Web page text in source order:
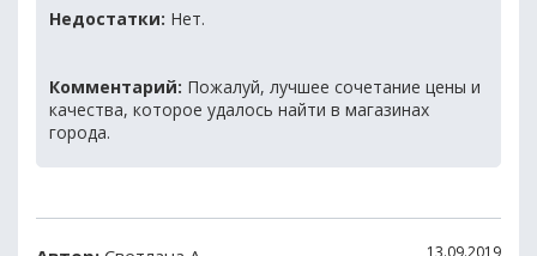
Недостатки: Нет.
Комментарий: Пожалуй, лучшее сочетание цены и
качества, которое удалось найти в магазинах
города.
13.09.2019